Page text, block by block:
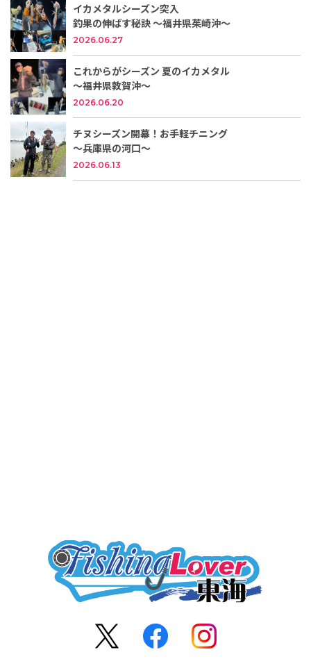
イカメタルシーズン突入
釣果の伸ばす秘訣 ～福井県茱崎沖～
2026.06.27
これからがシーズン 夏のイカメタル
～福井県敦賀沖～
2026.06.20
チヌシーズン開幕！お手軽チニング
～兵庫県の河口～
2026.06.13